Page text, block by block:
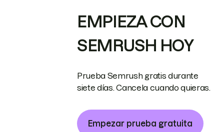
EMPIEZA CON
SEMRUSH HOY
Prueba Semrush gratis durante
siete días. Cancela cuando quieras.
Empezar prueba gratuita